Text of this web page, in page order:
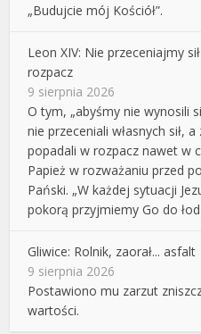
„Budujcie mój Kościół”.
Leon XIV: Nie przeceniajmy
rozpacz
9 sierpnia 2026
O tym, „abyśmy nie wynosili
nie przeceniali własnych sił,
popadali w rozpacz nawet w
Papież w rozważaniu przed
Pański. „W każdej sytuacji
pokorą przyjmiemy Go do
Gliwice: Rolnik, zaorał... asfalt
9 sierpnia 2026
Postawiono mu zarzut
wartości.